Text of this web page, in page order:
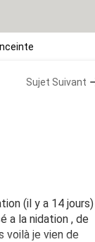
Sujet Suivant
(il y a 14 jours)
a la nidation , de
voilà je vien de